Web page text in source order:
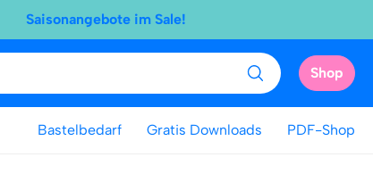
Saisonangebote im Sale!
Shop
Bastelbedarf Gratis Downloads PDF-Shop